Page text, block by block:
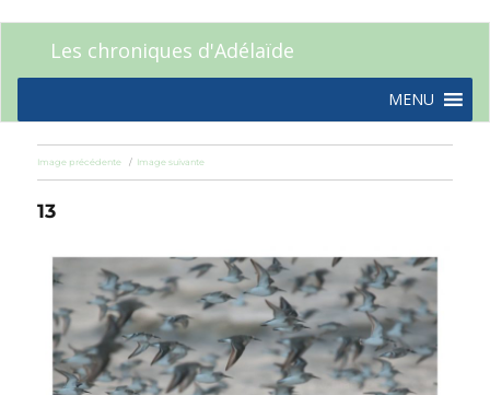
Les chroniques d'Adélaïde
MENU
Image précédente Image suivante
13